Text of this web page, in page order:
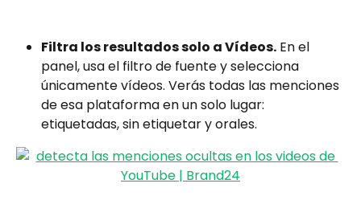
Filtra los resultados solo a Vídeos. En el
panel, usa el filtro de fuente y selecciona
únicamente vídeos. Verás todas las menciones
de esa plataforma en un solo lugar:
etiquetadas, sin etiquetar y orales.